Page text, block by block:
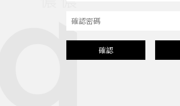
確認